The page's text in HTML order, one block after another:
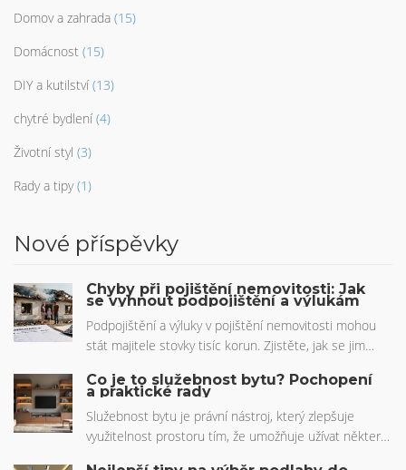
Domov a zahrada (15)
Domácnost (15)
DIY a kutilství (13)
chytré bydlení (4)
Životní styl (3)
Rady a tipy (1)
Nové příspěvky
Chyby při pojištění nemovitosti: Jak
se vyhnout podpojištění a výlukám
Podpojištění a výluky v pojištění nemovitosti mohou
stát majitele stovky tisíc korun. Zjistěte, jak se jim
je důležité pravidelně pojistku aktualizovat.
Co je to služebnost bytu? Pochopení
a praktické rady
Služebnost bytu je právní nástroj, který zlepšuje
využitelnost prostoru tím, že umožňuje užívat některé